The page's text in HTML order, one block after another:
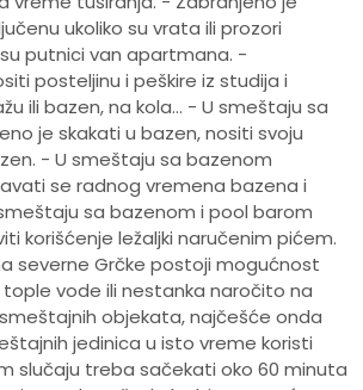
ukoliko su vrata ili prozori
putnici van apartmana. -
posteljinu i peškire iz studija i
ili bazen, na kola... - U smeštaju sa
je skakati u bazen, nositi svoju
- U smeštaju sa bazenom
se radnog vremena bazena i
sa bazenom i pool barom
korišćenje ležaljki naručenim pićem.
severne Grčke postoji mogućnost
vode ili nestanka naročito na
objekata, najčešće onda
jedinica u isto vreme koristi
slučaju treba sačekati oko 60 minuta